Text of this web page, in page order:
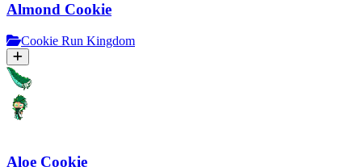
Almond Cookie
Cookie Run Kingdom
Aloe Cookie